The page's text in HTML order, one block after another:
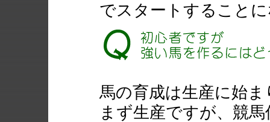
でスタートすること
馬の育成は生産に始
まず生産ですが、競